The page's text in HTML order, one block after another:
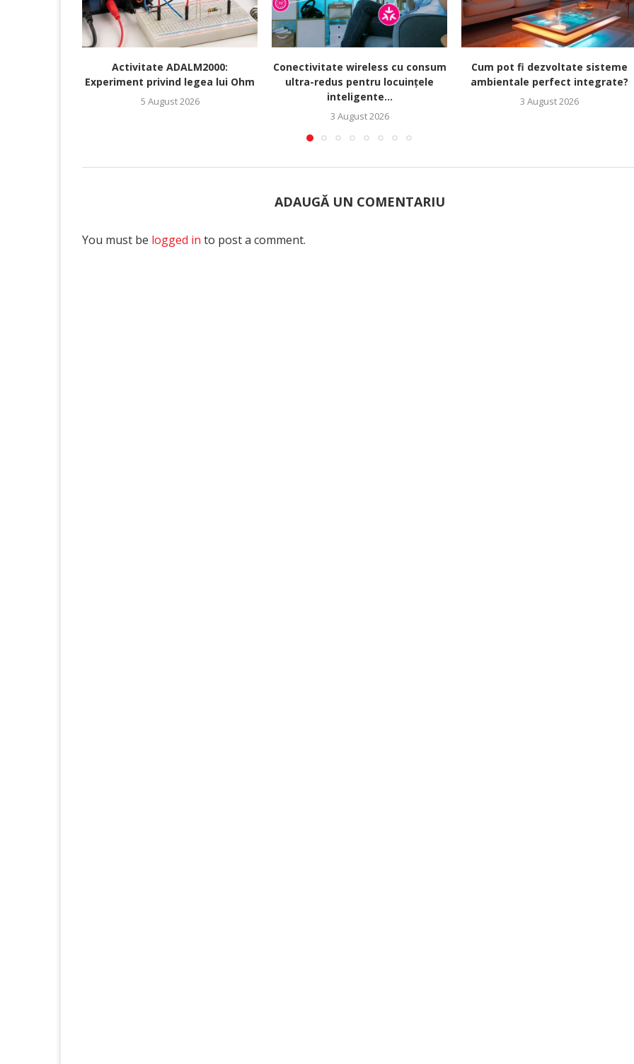
Activitate ADALM2000:
Experiment privind legea lui Ohm
5 August 2026
Conectivitate wireless cu consum
ultra-redus pentru locuințele
inteligente...
3 August 2026
Cum pot fi dezvoltate sisteme
ambientale perfect integrate?
3 August 2026
ADAUGĂ UN COMENTARIU
You must be logged in to post a comment.